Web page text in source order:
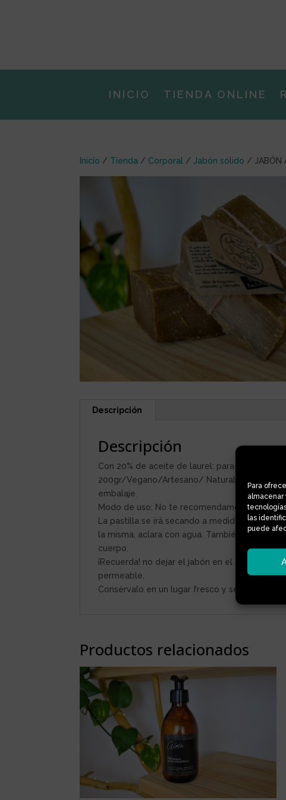
Para
almacenar
las
puede
INICIO TIENDA ONLINE
Inicio / Tienda / Corporal / Jabón sólido / JABÓN
Descripción
Descripción
Con 20% de aceite de laurel: para pieles
200gr/Vegano/Artesano/ Natural/Elaborado
embalaje.
Modo de uso: No te recomendamos que
La pastilla se irá secando a medida que la
la misma, aclara con agua. También puedes
cuerpo.
¡Recuerda! no dejar el jabón en el agua o
permeable.
Consérvalo en un lugar fresco y seco,
Productos relacionados